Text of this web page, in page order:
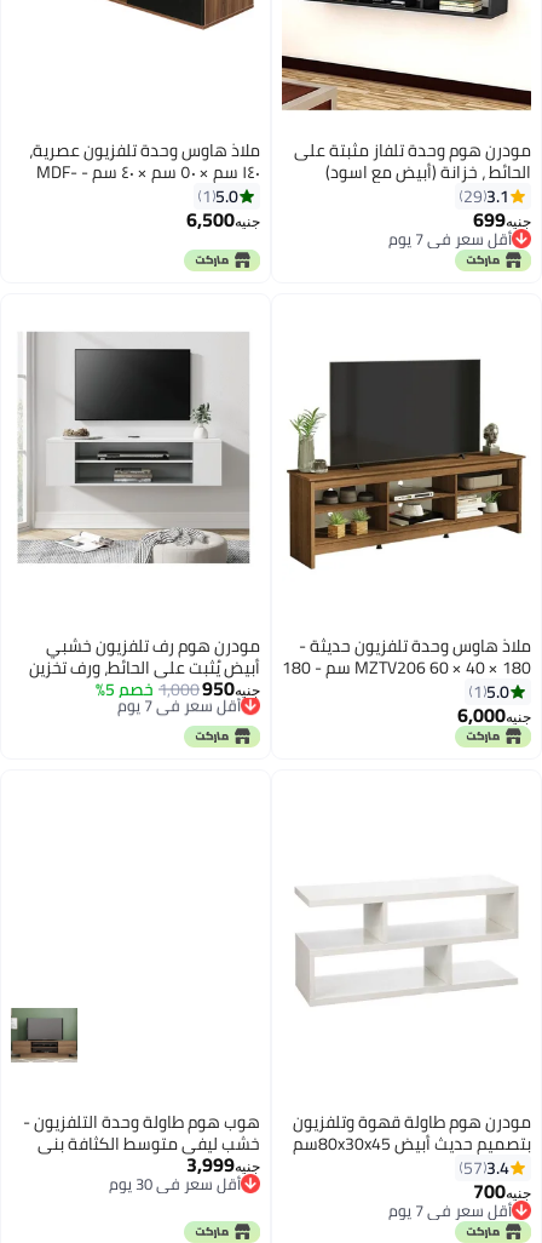
مودرن هوم وحدة تلفاز مثبتة على
الحائط ، خزانة (أبيض مع اسود)
3.1
29
جنيه699
أقل سعر في 7 يوم
أقل سعر في 7 يوم
ملاذ هاوس وحدة تلفزيون عصرية،
١٤٠ سم × ٥٠ سم × ٤٠ سم - MDF-
عرض
5.0
1
جنيه6,500
ملاذ هاوس وحدة تلفزيون حديثة -
MZTV206 60 × 40 × 180 سم - 180
طول × 60 ارتفاع × 40 عرض
5.0
1
جنيه6,000
مودرن هوم رف تلفزيون خشبي
أبيض يُثبت على الحائط، ورف تخزين
أسفل التلفزيون، ووحدة وسائط
متعددة لإنشاء مركز ترفيهي معلق
في غرفة المعيشة، أثاث موفر
للمساحة
جنيه950
1,000خصم 5%أقل سعر في 7 يوم
توصيل مجاني
أقل سعر في 7 يوم
مودرن هوم طاولة قهوة وتلفزيون
بتصميم حديث أبيض 80x30x45سم
3.4
57
جنيه700
أقل سعر في 7 يوم
أقل سعر في 7 يوم
هوب هوم طاولة وحدة التلفزيون -
خشب ليفي متوسط الكثافة بني
جنيه3,999
أقل سعر في 30 يوم
أقل سعر في 30 يوم